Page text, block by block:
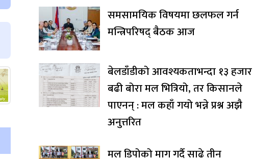
समसामयिक विषयमा छलफल गर्न
मन्त्रिपरिषद् बैठक आज
बेलडाँडीको आवश्यकताभन्दा १३ हजार
बढी बोरा मल भित्रियो, तर किसानले
पाएनन् : मल कहाँ गयो भन्ने प्रश्न अझै
अनुत्तरित
मल डिपोको माग गर्दै साढे तीन